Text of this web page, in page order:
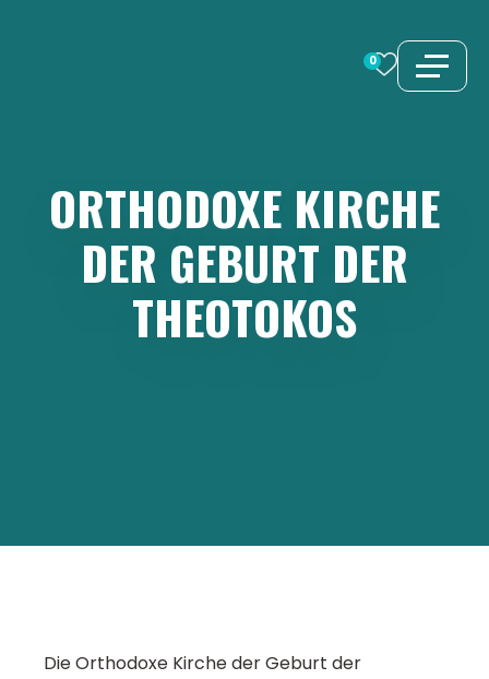
0
ORTHODOXE KIRCHE
DER GEBURT DER
THEOTOKOS
Die Orthodoxe Kirche der Geburt der